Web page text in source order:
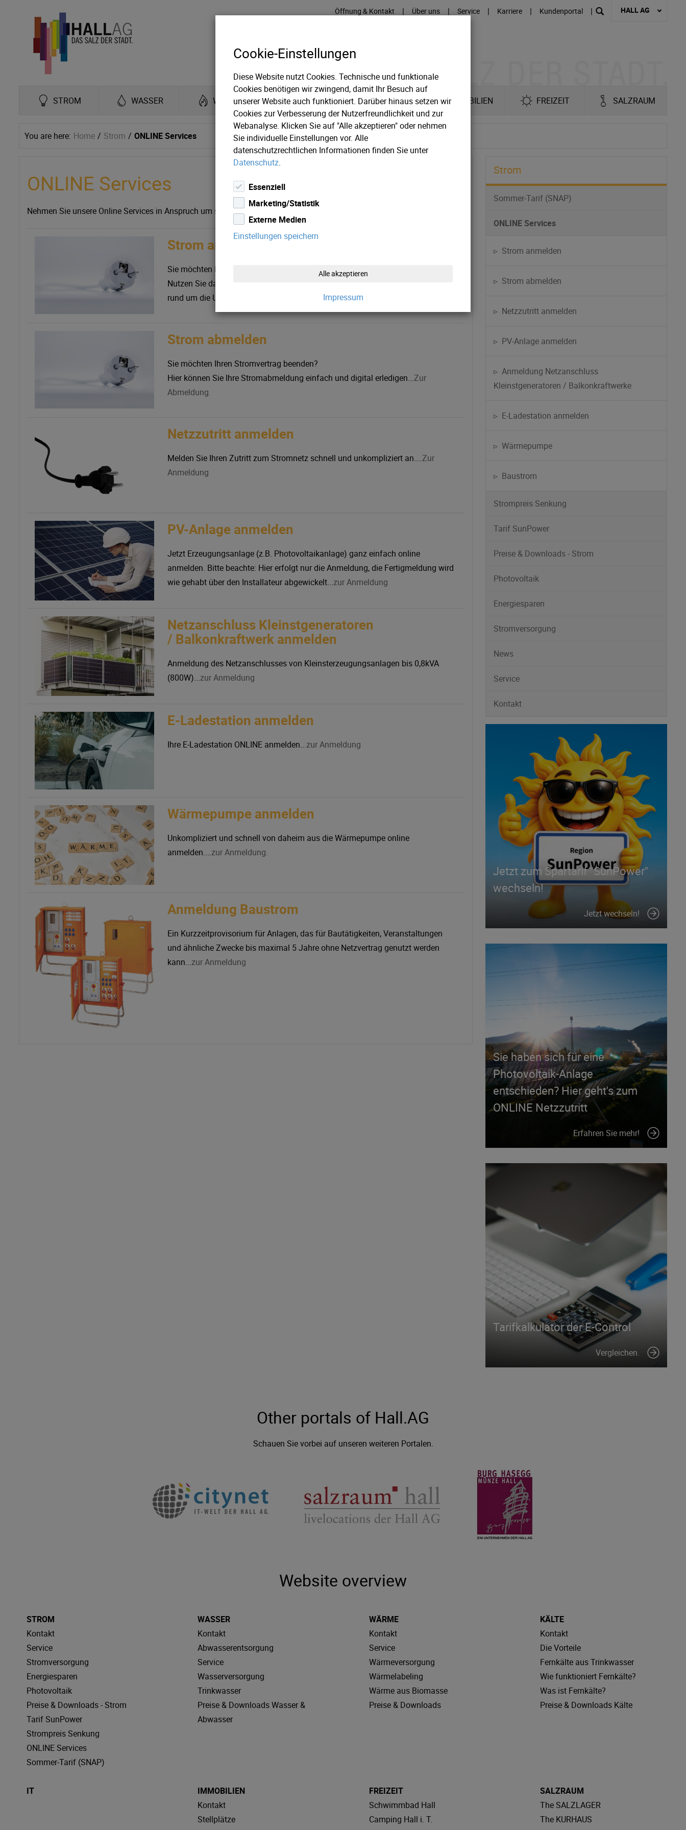
Öffnung & Kontakt | Über uns | Service | Karriere | Kundenportal | HALL AG
STROM WASSER WÄRME KÄLTE IT IMMOBILIEN FREIZEIT SALZRAUM
You are here: Home Strom ONLINE Services
ONLINE Services
Nehmen Sie unsere Online Services in Anspruch um schnell und einfach Ihre benötigte Anfrage zu stellen
Strom anmelden
Sie möchten Ihren Strom anmelden?
Nutzen Sie dazu ganz einfach unseren digitalen Service – schnell, bequem und
rund um die Uhr verfügbar....
zur Anmeldung
Strom abmelden
Sie möchten Ihren Stromvertrag beenden?
Hier können Sie Ihre Stromabmeldung einfach und digital erledigen...Zur
Abmeldung.
Netzzutritt anmelden
Melden Sie Ihren Zutritt zum Stromnetz schnell und unkompliziert an....Zur
Anmeldung
PV-Anlage anmelden
Jetzt Erzeugungsanlage (z.B. Photovoltaikanlage) ganz einfach online
anmelden. Bitte beachte: Hier erfolgt nur die Anmeldung, die Fertigmeldung wird
wie gehabt über den Installateur abgewickelt...zur Anmeldung
Netzanschluss Kleinstgeneratoren
/ Balkonkraftwerk anmelden
Anmeldung des Netzanschlusses von Kleinsterzeugungsanlagen bis 0,8kVA
(800W)...zur Anmeldung
E-Ladestation anmelden
Ihre E-Ladestation ONLINE anmelden...zur Anmeldung
Wärmepumpe anmelden
Unkompliziert und schnell von daheim aus die Wärmepumpe online
anmelden....zur Anmeldung.
Anmeldung Baustrom
Ein Kurzzeitprovisorium für Anlagen, das für Bautätigkeiten, Veranstaltungen
und ähnliche Zwecke bis maximal 5 Jahre ohne Netzvertrag genutzt werden
kann...zur Anmeldung
Strom
Sommer-Tarif (SNAP)
ONLINE Services
▹ Strom anmelden
▹ Strom abmelden
▹ Netzzutritt anmelden
▹ PV-Anlage anmelden
▹ Anmeldung Netzanschluss
Kleinstgeneratoren / Balkonkraftwerke
▹ E-Ladestation anmelden
▹ Wärmepumpe
▹ Baustrom
Strompreis Senkung
Tarif SunPower
Preise & Downloads - Strom
Photovoltaik
Energiesparen
Stromversorgung
News
Service
Kontakt
Jetzt zum Spartarif "SunPower"
wechseln!
Jetzt wechseln!
Sie haben sich für eine
Photovoltaik-Anlage
entschieden? Hier geht's zum
ONLINE Netzzutritt
Erfahren Sie mehr!
Tarifkalkulator der E-Control
Vergleichen.
Other portals of Hall.AG
Schauen Sie vorbei auf unseren weiteren Portalen.
Website overview
STROM
Kontakt
Service
Stromversorgung
Energiesparen
Photovoltaik
Preise & Downloads - Strom
Tarif SunPower
Strompreis Senkung
ONLINE Services
Sommer-Tarif (SNAP)
WASSER
Kontakt
Abwasserentsorgung
Service
Wasserversorgung
Trinkwasser
Preise & Downloads Wasser &
Abwasser
WÄRME
Kontakt
Service
Wärmeversorgung
Wärmelabeling
Wärme aus Biomasse
Preise & Downloads
KÄLTE
Kontakt
Die Vorteile
Fernkälte aus Trinkwasser
Wie funktioniert Fernkälte?
Was ist Fernkälte?
Preise & Downloads Kälte
IT
IMMOBILIEN
Kontakt
Stellplätze
FREIZEIT
Schwimmbad Hall
Camping Hall i. T.
SALZRAUM
The SALZLAGER
The KURHAUS
Cookie-Einstellungen
Diese Website nutzt Cookies. Technische und funktionale
Cookies benötigen wir zwingend, damit Ihr Besuch auf
unserer Website auch funktioniert. Darüber hinaus setzen wir
Cookies zur Verbesserung der Nutzerfreundlichkeit und zur
Webanalyse. Klicken Sie auf "Alle akzeptieren" oder nehmen
Sie individuelle Einstellungen vor. Alle
datenschutzrechtlichen Informationen finden Sie unter
Datenschutz.
Essenziell
Marketing/Statistik
Externe Medien
Einstellungen speichern
Alle akzeptieren
Impressum